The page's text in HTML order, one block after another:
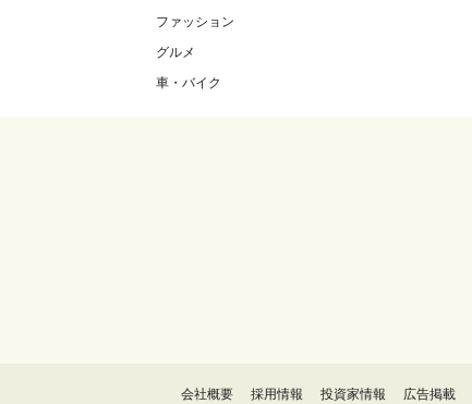
ファッション
グルメ
車・バイク
会社概要 採用情報 投資家情報 広告掲載